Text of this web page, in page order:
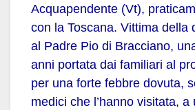
Acquapendente (Vt),
con la Toscana. Vittima della
al Padre Pio di Bracciano,
anni portata dai familiari al
per una forte febbre dovuta,
medici che l’hanno visitata, a